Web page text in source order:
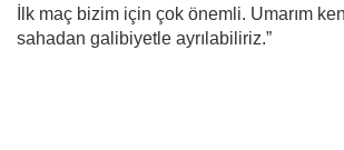
İlk maç bizim için çok önemli. Umarım
sahadan galibiyetle ayrılabiliriz.”